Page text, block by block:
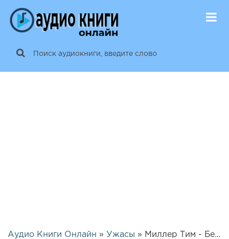
Аудио Книги Онлайн » Ужасы » Миллер Тим - Белоснежка и яростные гномы | 7775